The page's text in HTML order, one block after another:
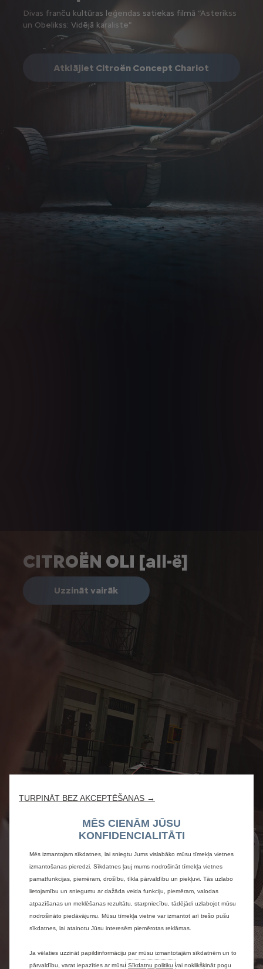
Divas franču kultūras leģendas satiekas filmā “Asterikss
un Obelikss: Vidējā karaliste"
Atklājiet Citroën Concept Chariot
CITROËN OLI [all-ë]
Uzzināt vairāk
TURPINĀT BEZ AKCEPTĒŠANAS →
MĒS CIENĀM JŪSU
KONFIDENCIALITĀTI
Mēs izmantojam sīkdatnes, lai sniegtu Jums vislabāko mūsu tīmekļa vietnes
izmantošanas pieredzi. Sīkdatnes ļauj mums nodrošināt tīmekļa vietnes
pamatfunkcijas, piemēram, drošību, tīkla pārvaldību un piekļuvi. Tās uzlabo
lietojamību un sniegumu ar dažāda veida funkciju, piemēram, valodas
atpazīšanas un meklēšanas rezultātu, starpniecību, tādējādi uzlabojot mūsu
nodrošināto piedāvājumu. Mūsu tīmekļa vietne var izmantot arī trešo pušu
sīkdatnes, lai atainotu Jūsu interesēm piemērotas reklāmas.
Ja vēlaties uzzināt papildinformāciju par mūsu izmantotajām sīkdatnēm un to
pārvaldību, varat iepazīties ar mūsu Sīkdatņu politiku vai noklikšķināt pogu